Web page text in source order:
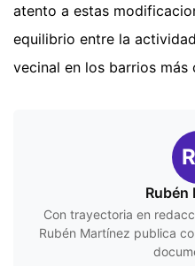
atento a estas
equilibrio entre la
vecinal en los barrios
Rubén
Con trayectoria en
Rubén Martínez publica